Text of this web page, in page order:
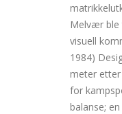
Melvær ble
visuell
1984)
meter etter
for
balanse;